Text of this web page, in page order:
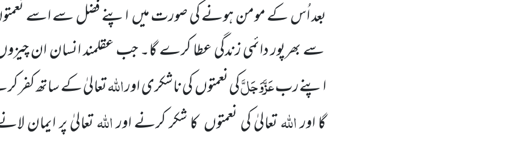
بعد اُسکےمومن ہونے کی صورت میںاپنے فضل سے اسے
سے بھرپور دائمی زندگی عطا کرے گا۔ جب عقلمند انسان ان
اپنے ربعَزَّوَجَلَّکی نعمتوںکی ناشکری اوراللّٰہتعالیٰ کے ساتھ کفر
گا اوراللّٰہتعالیٰ کی نعمتوںکا شکر کرنے اوراللّٰہتعالیٰ پر ایمان